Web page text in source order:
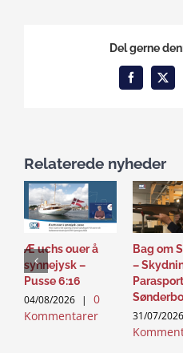
Del gerne
Facebook
X
Relaterede nyheder
Æ uchs ouer å
synnejysk –
Pusse 6:16
04/08/2026 |
0
Kommentarer
Bag om
–
Parasport
31/07/2026